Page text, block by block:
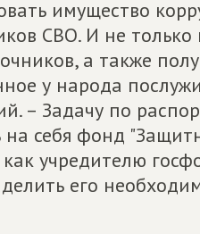
имущество
СВО. И не
а также
у народа
– Задачу по
себя фонд
учредителю
его